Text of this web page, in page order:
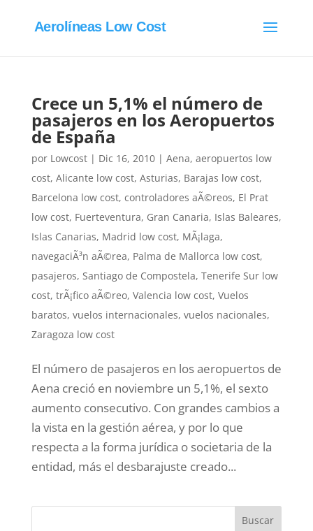
Aerolíneas Low Cost
Crece un 5,1% el número de
pasajeros en los Aeropuertos
de España
por Lowcost| Dic 16, 2010| Aena, aeropuertos low
cost, Alicante low cost, Asturias, Barajas low cost,
Barcelona low cost, controladores aÃ©reos, El Prat
low cost, Fuerteventura, Gran Canaria, Islas Baleares,
Islas Canarias, Madrid low cost, MÃ¡laga,
navegaciÃ³n aÃ©rea, Palma de Mallorca low cost,
pasajeros, Santiago de Compostela, Tenerife Sur low
cost, trÃ¡fico aÃ©reo, Valencia low cost, Vuelos
baratos, vuelos internacionales, vuelos nacionales,
Zaragoza low cost
El número de pasajeros en los aeropuertos de
Aena creció en noviembre un 5,1%, el sexto
aumento consecutivo . Con grandes cambios a
la vista en la gestión aérea, y por lo que
respecta a la forma jurídica o societaria de la
entidad, más el desbarajuste creado...